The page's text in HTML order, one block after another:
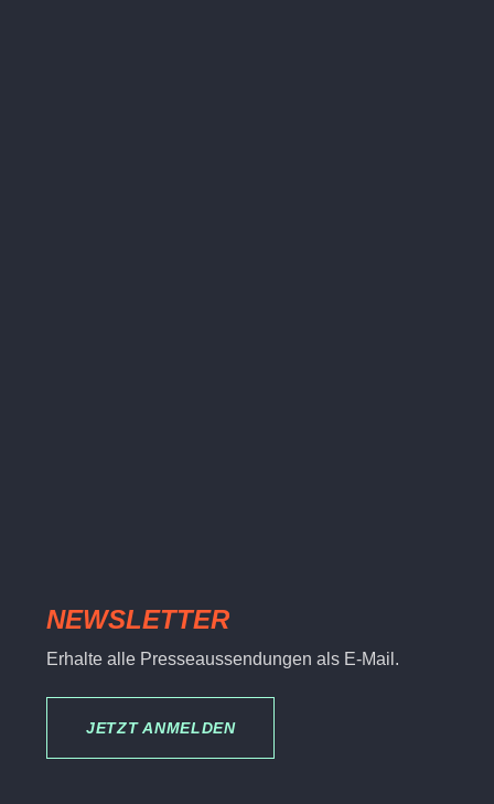
NEWSLETTER
Erhalte alle Presseaussendungen als E-Mail.
JETZT ANMELDEN